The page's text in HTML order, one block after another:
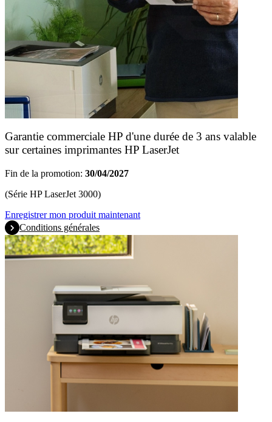
Garantie commerciale HP d'une durée de 3 ans valable
sur certaines imprimantes HP LaserJet
Fin de la promotion: 30/04/2027
(Série HP LaserJet 3000)
Enregistrer mon produit maintenant
Conditions générales